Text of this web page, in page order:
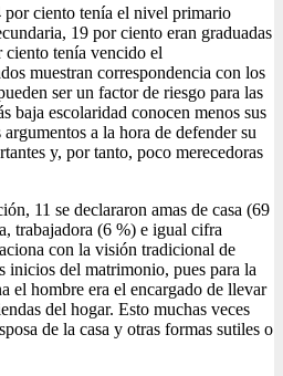
ciento tenía el nivel primario
19 por ciento eran graduadas
ciento tenía vencido el
muestran correspondencia con los
ser un factor de riesgo para las
baja escolaridad conocen menos sus
a la hora de defender su
y, por tanto, poco merecedoras
11 se declararon amas de casa (69
trabajadora (6 %) e igual cifra
con la visión tradicional de
inicios del matrimonio, pues para la
el hombre era el encargado de llevar
del hogar. Esto muchas veces
de la casa y otras formas sutiles o